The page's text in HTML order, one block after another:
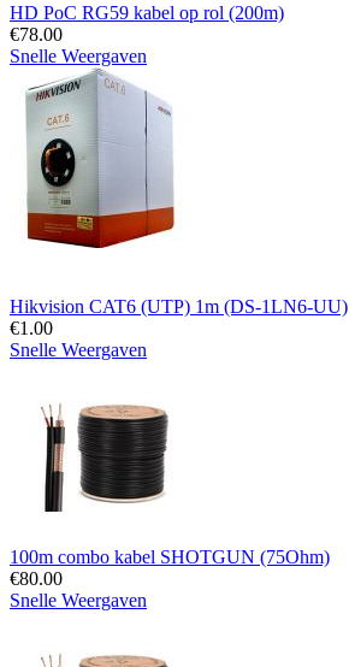
HD PoC RG59 kabel op rol (200m)
€78.00
Snelle Weergaven
Hikvision CAT6 (UTP) 1m (DS-1LN6-UU)
€1.00
Snelle Weergaven
100m combo kabel SHOTGUN (75Ohm)
€80.00
Snelle Weergaven